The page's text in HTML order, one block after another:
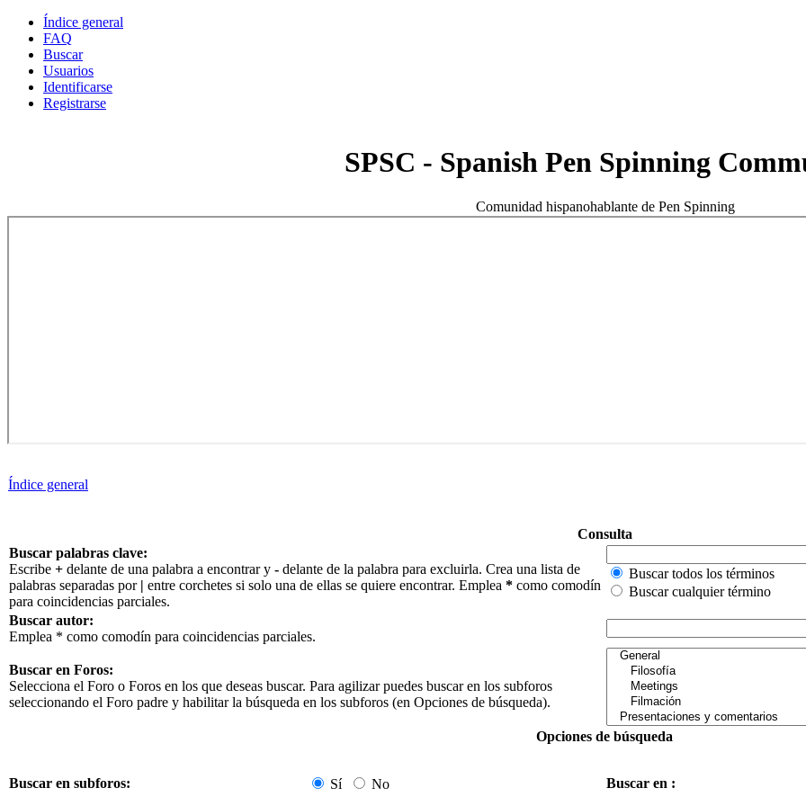
Índice general
FAQ
Buscar
Usuarios
Identificarse
Registrarse
SPSC - Spanish Pen Spinning
Comunidad hispanohablante de Pen Spinning
Índice general
Consulta
Buscar palabras clave:
Escribe + delante de una palabra a encontrar y - delante de la palabra para excluirla. Crea una lista de
palabras separadas por | entre corchetes si solo una de ellas se quiere encontrar. Emplea * como comodín
para coincidencias parciales.
Buscar todos los términos
Buscar cualquier término
Buscar autor:
Emplea * como comodín para coincidencias parciales.
Buscar en Foros:
Selecciona el Foro o Foros en los que deseas buscar. Para agilizar puedes buscar en los subforos
seleccionando el Foro padre y habilitar la búsqueda en los subforos (en Opciones de búsqueda).
Opciones de búsqueda
Buscar en subforos: Sí No Buscar en :